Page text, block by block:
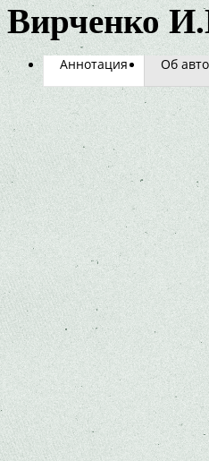
Вирченко
Аннотация Об